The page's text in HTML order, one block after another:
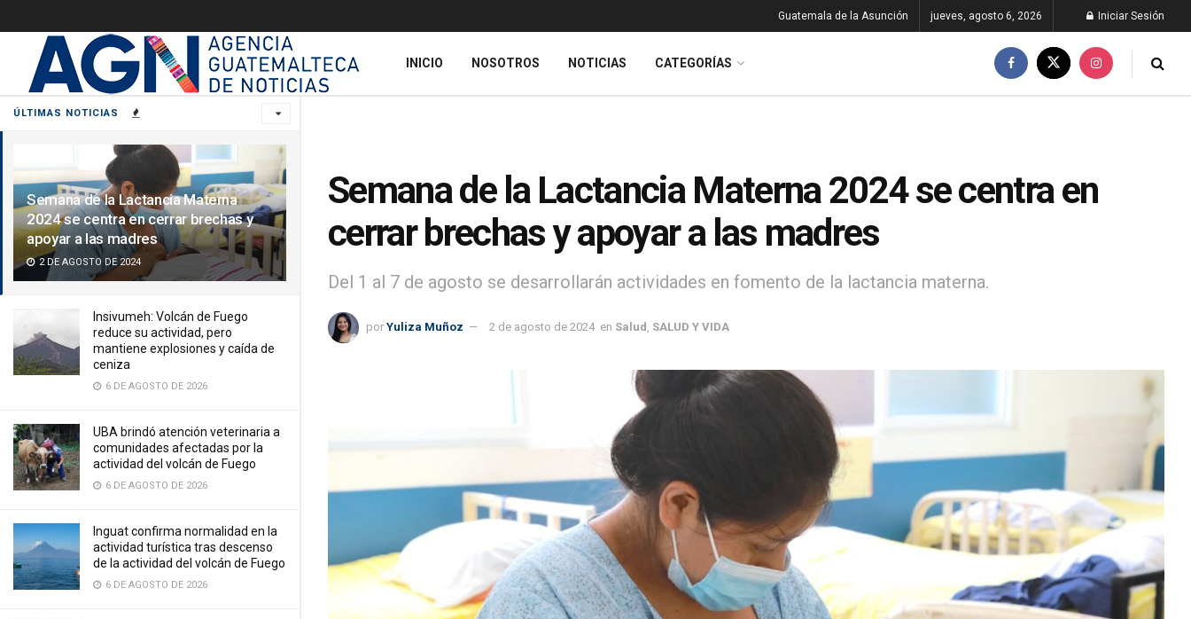
ÚLTIMAS NOTICIAS
Semana de la Lactancia Materna
2024 se centra en cerrar brechas y
apoyar a las madres
2 DE AGOSTO DE 2024
Insivumeh: Volcán de Fuego
reduce su actividad, pero
mantiene explosiones y caída de
ceniza
6 DE AGOSTO DE 2026
UBA brindó atención veterinaria a
comunidades afectadas por la
actividad del volcán de Fuego
6 DE AGOSTO DE 2026
Inguat confirma normalidad en la
actividad turística tras descenso
de la actividad del volcán de Fuego
6 DE AGOSTO DE 2026
Guatemala de la Asunción jueves, agosto 6, 2026 Iniciar Sesión
INICIO NOSOTROS NOTICIAS CATEGORÍAS
Semana de la Lactancia Materna 2024 se centra en
cerrar brechas y apoyar a las madres
Del 1 al 7 de agosto se desarrollarán actividades en fomento de la lactancia materna.
por Yuliza Muñoz 2 de agosto de 2024 en Salud SALUD Y VIDA